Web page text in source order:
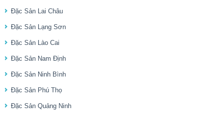
Đặc Sản Lai Châu
Đặc Sản Lạng Sơn
Đặc Sản Lào Cai
Đặc Sản Nam Định
Đặc Sản Ninh Bình
Đặc Sản Phú Thọ
Đặc Sản Quảng Ninh